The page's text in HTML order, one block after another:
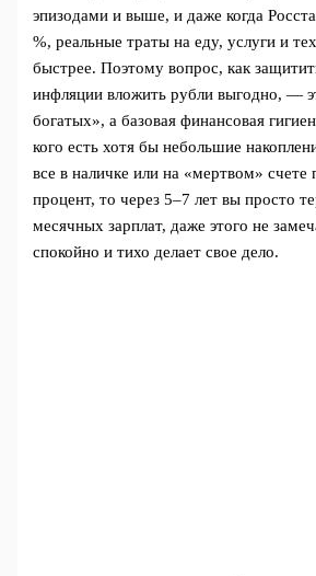
эпизодами и выше, и даже когда
%, реальные траты на еду, услуги и
быстрее. Поэтому вопрос, как
инфляции вложить рубли выгодно, —
богатых», а базовая финансовая
кого есть хотя бы небольшие
все в наличке или на «мертвом» счете
процент, то через 5–7 лет вы просто
месячных зарплат, даже этого не
спокойно и тихо делает свое дело.